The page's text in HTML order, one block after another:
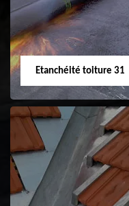
Etanchéité toiture 31
Etanchéité toiture
31